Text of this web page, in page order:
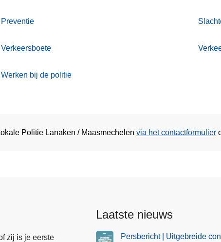
Preventie
Verkeersboete
Werken bij de politie
Politie Lanaken / Maasmechelen via het contactformulier
zij is je eerste
Laatste nieuws
Persbericht | Uitgebreide